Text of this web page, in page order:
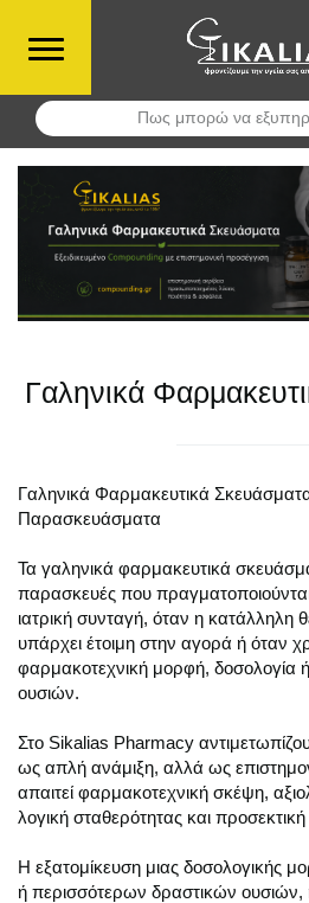
Πως μπορώ να
Αναζήτηση
Γαληνικά
Γαληνικά Φαρμακευτικά
Παρασκευάσματα
Τα γαληνικά φαρμακευτικά
παρασκευές που
ιατρική συνταγή, όταν η κατάλληλη
υπάρχει έτοιμη στην αγορά ή όταν
φαρμακοτεχνική μορφή, δοσολογία
ουσιών.
Στο Sikalias Pharmacy
ως απλή ανάμιξη, αλλά ως
απαιτεί φαρμακοτεχνική σκέψη,
λογική σταθερότητας και
Η εξατομίκευση μιας δοσολογικής
ή περισσότερων δραστικών